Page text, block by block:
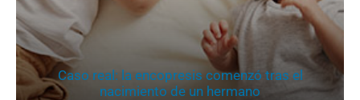
Caso real: la encopresis comenzó tras el
nacimiento de un hermano